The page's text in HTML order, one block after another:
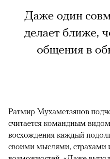
Даже один
делает ближе,
общения в
Ратмир Мухаметзянов
считается командным
восхождения каждый
своими мыслями, страхами